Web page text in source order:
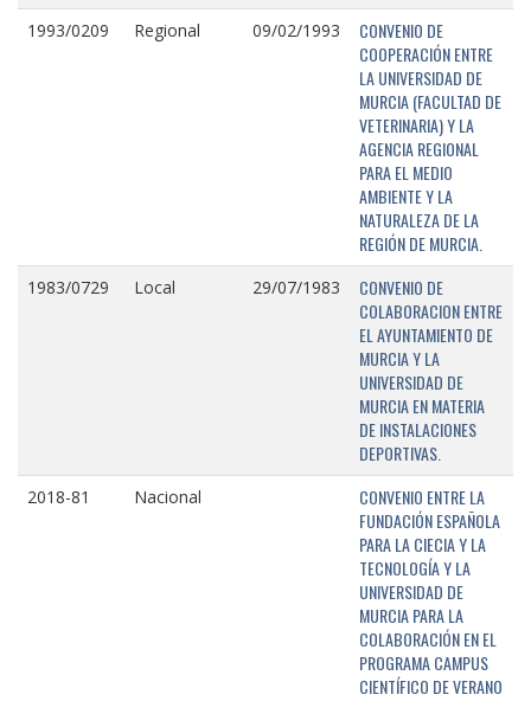
1993/0209 Regional 09/02/1993
CONVENIO DE
COOPERACIÓN ENTRE
LA UNIVERSIDAD DE
MURCIA (FACULTAD DE
VETERINARIA) Y LA
AGENCIA REGIONAL
PARA EL MEDIO
AMBIENTE Y LA
NATURALEZA DE LA
REGIÓN DE MURCIA.
1983/0729 Local 29/07/1983
CONVENIO DE
COLABORACION ENTRE
EL AYUNTAMIENTO DE
MURCIA Y LA
UNIVERSIDAD DE
MURCIA EN MATERIA
DE INSTALACIONES
DEPORTIVAS.
2018-81 Nacional
CONVENIO ENTRE LA
FUNDACIÓN ESPAÑOLA
PARA LA CIECIA Y LA
TECNOLOGÍA Y LA
UNIVERSIDAD DE
MURCIA PARA LA
COLABORACIÓN EN EL
PROGRAMA CAMPUS
CIENTÍFICO DE VERANO